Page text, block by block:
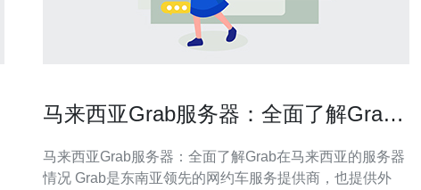
马来西亚Grab服务器：全面了解Grab
马来西亚Grab服务器：全面了解Grab在马来西亚的服务器
情况 Grab是东南亚领先的网约车服务提供商，也提供外